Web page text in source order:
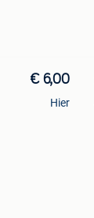
€ 6,00
Hier